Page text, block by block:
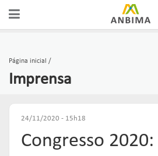
GOVERNANÇA
ASSOCIADOS
COMUNICADOS OFICIAIS
FERRAMENTAS
ESTATÍSTICAS
RANKINGS
GRUPOS CONSULTIVOS
REDES
FÓRUNS DE APOIO
CÓDIGOS
SUPERVISÃO
SOLICITAÇÕES & SERVIÇOS
CURSOS
EDUCAÇÃO DO INVESTIDOR
Página inicial
Imprensa
24/11/2020 - 15h18
Congresso